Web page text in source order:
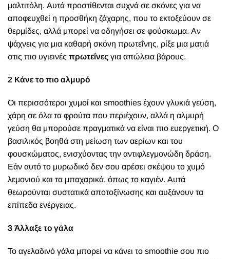
μαλτιτόλη. Αυτά προστίθενται συχνά σε σκόνες για να
αποφευχθεί η προσθήκη ζάχαρης, που το εκτοξεύουν σε
θερμίδες, αλλά μπορεί να οδηγήσει σε φούσκωμα. Αν
ψάχνεις για μια καθαρή σκόνη πρωτεΐνης, ρίξε μια ματιά
στις πιο υγιεινές πρωτεΐνες για απώλεια βάρους.
2 Κάνε το πιο αλμυρό
Οι περισσότεροι χυμοί και smoothies έχουν γλυκιά γεύση,
χάρη σε όλα τα φρούτα που περιέχουν, αλλά η αλμυρή
γεύση θα μπορούσε πραγματικά να είναι πιο ευεργετική. Ο
βασιλικός βοηθά στη μείωση των αερίων και του
φουσκώματος, ενισχύοντας την αντιφλεγμονώδη δράση.
Εάν αυτό το μυρωδικό δεν σου αρέσει σκέψου το χυμό
λεμονιού και τα μπαχαρικά, όπως το καγιέν. Αυτά
θεωρούνται συστατικά αποτοξίνωσης και αυξάνουν τα
επίπεδα ενέργειας.
3 Άλλαξε το γάλα
Το αγελαδινό γάλα μπορεί να κάνει το smoothie σου πιο